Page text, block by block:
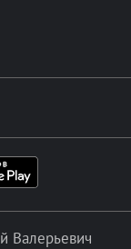
Валерьевич